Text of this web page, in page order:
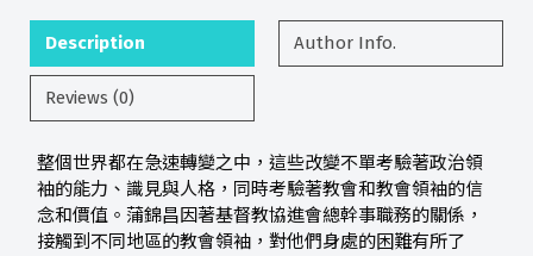
Description Author Info.
Reviews (0)
整個世界都在急速轉變之中，這些改變不單考驗著政治領
袖的能力、識見與人格，同時考驗著教會和教會領袖的信
念和價值。蒲錦昌因著基督教協進會總幹事職務的關係，
接觸到不同地區的教會領袖，對他們身處的困難有所了